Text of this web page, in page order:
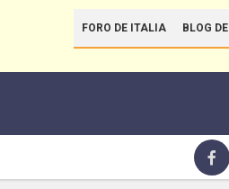
FORO DE ITALIA BLOG